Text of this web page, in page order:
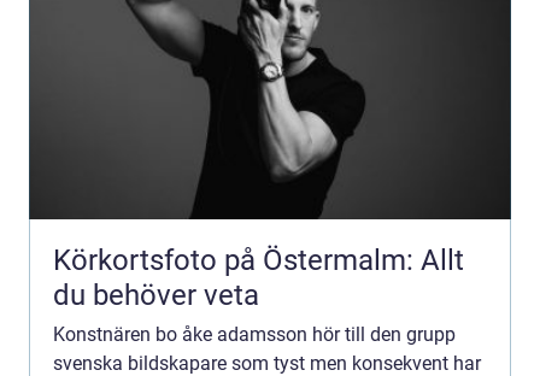
Körkortsfoto på Östermalm: Allt
du behöver veta
Konstnären bo åke adamsson hör till den grupp
svenska bildskapare som tyst men konsekvent har